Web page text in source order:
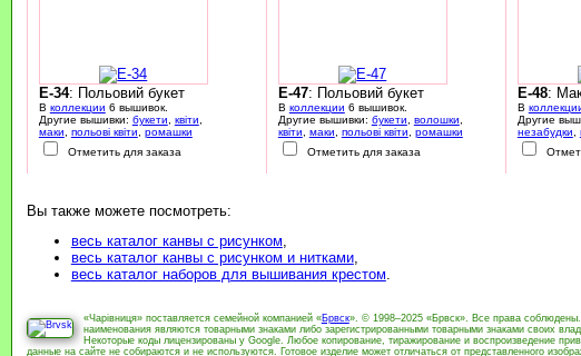
E-34: Польовий букет
В коллекции 6 вышивок.
Другие вышивки: букети квіти
маки
польові квіти
ромашки
Отметить для заказа
E-47: Польовий букет
В коллекции 6 вышивок.
Другие вышивки: букети волошки
квіти
маки польові квіти
ромашки
Отметить для заказа
E-48:
В
Другие
незабудки
Вы также можете посмотреть:
весь каталог канвы с рисунком,
весь каталог канвы с рисунком и нитками,
весь каталог наборов для вышивания крестом.
«Чарівниця» поставляется семейной компанией «Брвск». © 1998–2025 «Брвск». Все права
наименования являются товарными знаками либо зарегистрированными товарными знаками своих
Некоторые коды лицензированы у Google. Любое копирование, тиражирование и воспроизведение
данные на сайте не собираются и не используются. Готовое изделие может отличаться от представленного